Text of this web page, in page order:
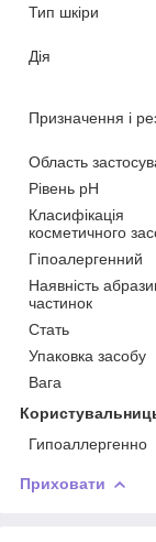
Тип шкіри
Дія
Призначення і
Область
Рівень pH
Класифікація
косметичного
Гіпоалергенний
Наявність
частинок
Стать
Упаковка засобу
Вага
Гипоаллергенно
Приховати